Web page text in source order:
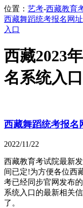
位置： 艺考-西藏教育
西藏舞蹈统考报名网址
入口
西藏2023
名系统入口
西藏舞蹈统考报名
2022/11/22
西藏教育考试院最新
间已定!为方便各位西
考已经同步官网发布
系统入口的最新相关
了。